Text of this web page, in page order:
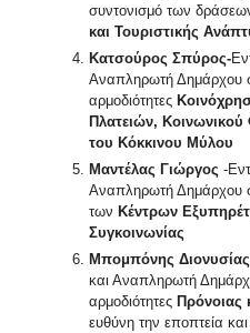
συντονισμό των
και Τουριστικής
Κατσούρος Σπύρος-
Αναπληρωτή Δημάρχου
αρμοδιότητες
Πλατειών, Κοινωνικού
του Κόκκινου Μύλου
Μαντέλας Γιώργος -
Αναπληρωτή Δημάρχου
των Κέντρων
Συγκοινωνίας
Μπομπόνης
και Αναπληρωτή
αρμοδιότητες Πρόνοιας
ευθύνη την εποπτεία